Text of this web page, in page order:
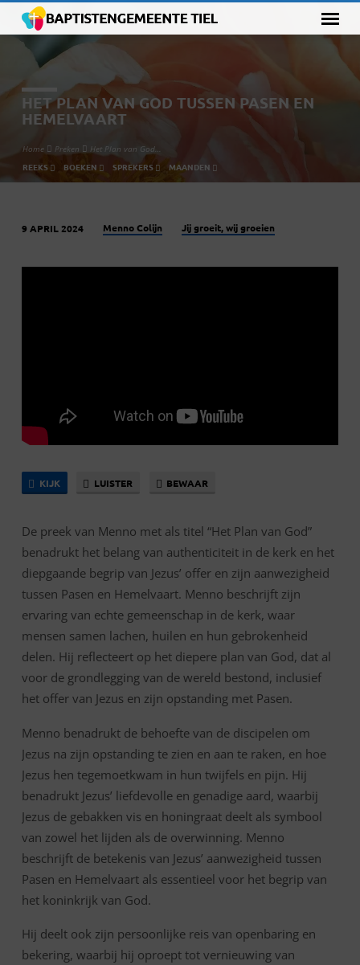
HET PLAN VAN GOD TUSSEN PASEN EN
HEMELVAART
Home Preken Het Plan van God…
REEKS BOEKEN SPREKERS MAANDEN
PLAN
9 APRIL 2024 Menno Colijn Jij groeit, wij groeien
KIJK LUISTER BEWAAR
De preek van Menno met als titel “Het Plan van God”
benadrukt het belang van authenticiteit in de kerk en het
diepgaande begrip van Jezus’ offer en zijn aanwezigheid
tussen Pasen en Hemelvaart. Menno beschrijft zijn
ervaring van echte gemeenschap in de kerk, waar
mensen samen lachen, huilen en hun gebrokenheid
delen. Hij reflecteert op het diepere plan van God, dat al
voor de grondlegging van de wereld bestond, inclusief
het offer van Jezus en zijn opstanding met Pasen.
Menno benadrukt de behoefte van de discipelen om
Jezus na zijn opstanding te zien en aan te raken, en hoe
Jezus hen tegemoetkwam in hun twijfels en pijn. Hij
benadrukt Jezus’ liefdevolle en genadige aard, waarbij
Jezus de gebakken vis en honingraat deelt als symbool
van zowel het lijden als de overwinning. Menno
beschrijft de betekenis van Jezus’ aanwezigheid tussen
Pasen en Hemelvaart als essentieel voor het begrip van
het koninkrijk van God.
Hij deelt ook zijn persoonlijke reis van openbaring en
bekering, waarbij hij oproept tot vernieuwing van